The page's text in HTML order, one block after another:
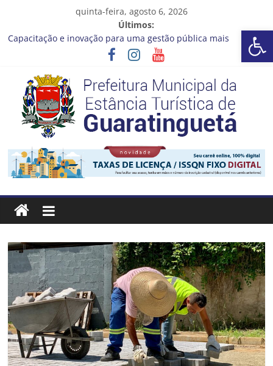
Barra de Ferramentas Aberta
quinta-feira, agosto 6, 2026
Últimos:
Capacitação e inovação para uma gestão pública mais
Seu próximo emprego pode estar mais perto do que você
imagina
Novo curso no Qualifica Guará
Prefeitura de Guaratinguetá divulga novo cronograma dos
editais da PNAB
Guaratinguetá realizará ação de vacinação contra a Febre
Amarela na região da Rocinha
Prefeitura
Estância
Turística
Guaratinguetá
Prefeitura
Estância
Turística
Guaratinguetá